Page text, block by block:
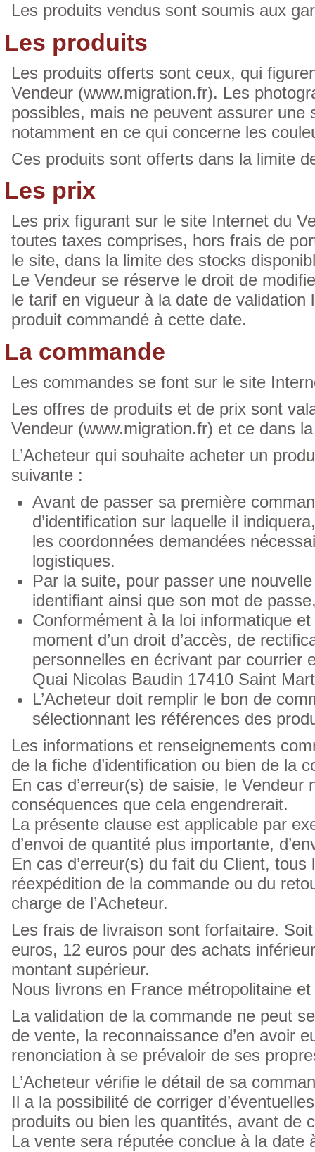
Les produits vendus sont soumis aux
Les produits
Les produits offerts sont ceux, qui
Vendeur (www.migration.fr). Les
possibles, mais ne peuvent assurer
notamment en ce qui concerne les
Ces produits sont offerts dans la limite
Les prix
Les prix figurant sur le site Internet du
toutes taxes comprises, hors frais de
le site, dans la limite des stocks
Le Vendeur se réserve le droit de
le tarif en vigueur à la date de
produit commandé à cette date.
La commande
Les commandes se font sur le site
Les offres de produits et de prix sont
Vendeur (www.migration.fr) et ce dans
L’Acheteur qui souhaite acheter un
suivante :
Avant de passer sa première
d’identification sur laquelle il
les coordonnées demandées
logistiques.
Par la suite, pour passer une
identifiant ainsi que son mot de
Conformément à la loi informatique
moment d’un droit d’accès, de
personnelles en écrivant par courrier
Quai Nicolas Baudin 17410 Saint
L’Acheteur doit remplir le bon de
sélectionnant les références des
Les informations et renseignements
de la fiche d’identification ou bien de la
En cas d’erreur(s) de saisie, le
conséquences que cela engendrerait.
La présente clause est applicable par
d’envoi de quantité plus importante,
En cas d’erreur(s) du fait du Client,
réexpédition de la commande ou du
charge de l’Acheteur.
Les frais de livraison sont forfaitaire.
euros, 12 euros pour des achats
montant supérieur.
Nous livrons en France métropolitaine
La validation de la commande ne peut
de vente, la reconnaissance d’en avoir
renonciation à se prévaloir de ses
L’Acheteur vérifie le détail de sa
Il a la possibilité de corriger
produits ou bien les quantités, avant de
La vente sera réputée conclue à la date